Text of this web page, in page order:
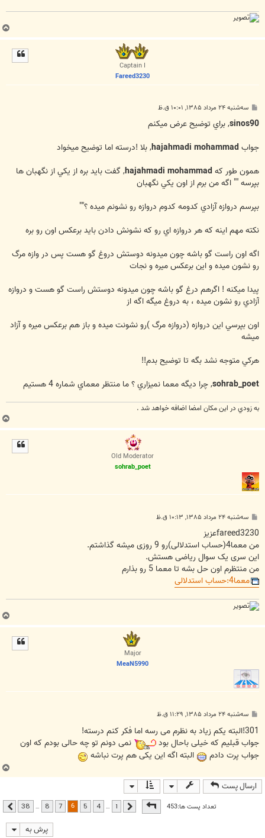
ب
ا
Captain I
Fareed3230
پ
ت
سه‌شنبه ۲۴ مرداد ۱۳۸۵, ۱۰:۰۱ ق.ظ
sinos90, براي توضيح عرض ميكنم
جواب hajahmadi mohammad, بلا !درسته اما توضيح ميخواد
همون طور كه hajahmadi mohammad, گفت بايد بره از يكي از نگهبان ها
بپرسه "" اگه من برم از اون يكي نگهبان
بپرسم دروازه آزادي كدومه كدوم دروازه رو نشونم ميده ؟""
نكته مهم اينه كه هر دروازه اي رو كه نشونش دادن بايد برعكس اون رو بره
اگه اون راست گو باشه چون ميدونه دوستش دروغ گو هست پس در وازه مرگ
رو نشون ميده و اين برعكس ميره و نجات
پيدا ميكنه ! اگرهم درغ گو باشه چون ميدونه دوستش راست گو هست و دروازه
آزادي رو نشون ميده ، به دروغ ميگه اگه از
اون بپرسي اين دروازه (دروازه مرگ )رو نشونت ميده و باز هم برعكس ميره و آزاد
ميشه
هركي متوجه نشد بگه تا توضيح بدم!!
sohrab_poet, چرا ديگه معما نميزاري ؟ ما منتظر معماي شماره 4 هستيم
به زودي در اين مكان امضا اضافه خواهد شد .
ب
ا
Old Moderator
sohrab_poet
پ
ت
سه‌شنبه ۲۴ مرداد ۱۳۸۵, ۱۰:۱۳ ق.ظ
fareed3230عزیز
من معما4(حساب استدلالی)رو 9 روزی میشه گذاشتم.
این سری یک سوال ریاضی هستش.
من منتظرم اون حل بشه تا معما 5 رو بذارم
معما4:حساب استدلالی
ب
ا
Major
MeaN5990
پ
ت
سه‌شنبه ۲۴ مرداد ۱۳۸۵, ۱۱:۲۹ ق.ظ
301!البته یکم زیاد به نظرم می رسه اما فکر کنم درسته!
جواب قبلیم که خیلی باحال بود
نمی دونم تو چه حالی بودم که اون
جواب پرت دادم
البته اگه این یکی هم پرت نباشه
ب
ا
ارسال پست
تعداد پست ها:453صفحه6 از38 قبلی …
4
5
6
7
8
…
38 بعدی
پرش به